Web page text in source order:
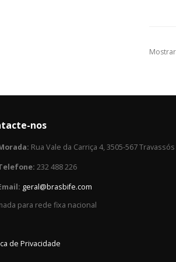
nos
Rua Vale da Carriça 4, 3505-567
232 488 226
geral@brasbife.com
para rede fixa nacional
de Privacidade